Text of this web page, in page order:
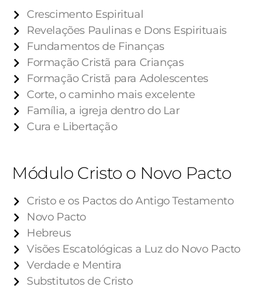
Crescimento Espiritual
Revelações Paulinas e Dons Espirituais
Fundamentos de Finanças
Formação Cristã para Crianças
Formação Cristã para Adolescentes
Corte, o caminho mais excelente
Família, a igreja dentro do Lar
Cura e Libertação
Módulo Cristo o Novo Pacto
Cristo e os Pactos do Antigo Testamento
Novo Pacto
Hebreus
Visões Escatológicas a Luz do Novo Pacto
Verdade e Mentira
Substitutos de Cristo